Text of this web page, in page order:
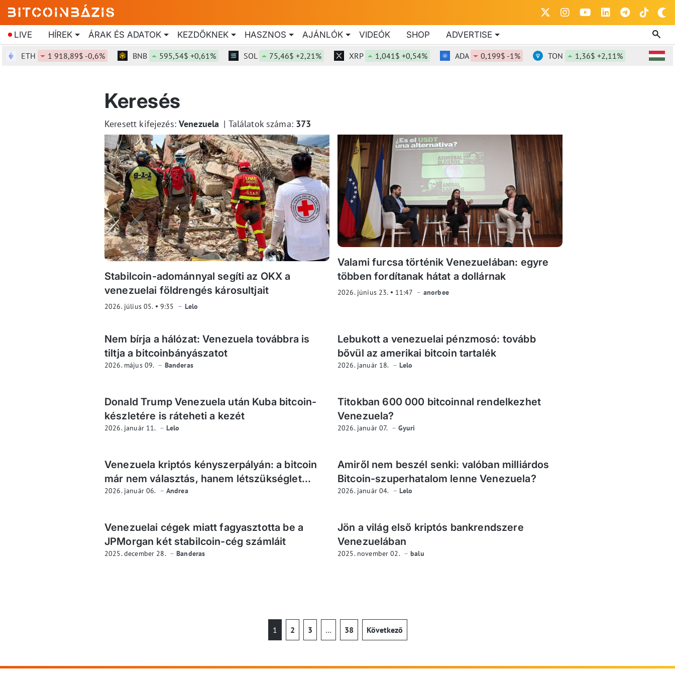
LIVE HÍREK ÁRAK ÉS ADATOK KEZDŐKNEK HASZNOS AJÁNLÓK VIDEÓK SHOP ADVERTISE
ETH 1 918,89$ -0,6% BNB 595,54$ +0,61% SOL 75,46$ +2,21% XRP 1,041$ +0,54% ADA 0,199$ -1% TON 1,36$ +2,11% DOT
Keresés
Keresett kifejezés: Venezuela Találatok száma: 373
Stabilcoin-adománnyal segíti az OKX a
venezuelai földrengés károsultjait
2026. július 05. 9:35 Lelo
Valami furcsa történik Venezuelában: egyre
többen fordítanak hátat a dollárnak
2026. június 23. 11:47 anorbee
Nem bírja a hálózat: Venezuela továbbra is
tiltja a bitcoinbányászatot
2026. május 09. Banderas
Lebukott a venezuelai pénzmosó: tovább
bővül az amerikai bitcoin tartalék
2026. január 18. Lelo
Donald Trump Venezuela után Kuba bitcoin-
készletére is ráteheti a kezét
2026. január 11. Lelo
Titokban 600 000 bitcoinnal rendelkezhet
Venezuela?
2026. január 07. Gyuri
Venezuela kriptós kényszerpályán: a bitcoin
már nem választás, hanem létszükséglet...
2026. január 06. Andrea
Amiről nem beszél senki: valóban milliárdos
Bitcoin-szuperhatalom lenne Venezuela?
2026. január 04. Lelo
Venezuelai cégek miatt fagyasztotta be a
JPMorgan két stabilcoin-cég számláit
2025. december 28. Banderas
Jön a világ első kriptós bankrendszere
Venezuelában
2025. november 02. balu
1 2 3 … 38 Következő